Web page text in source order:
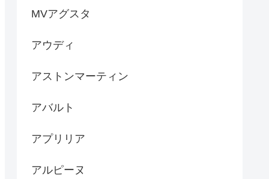
MVアグスタ
アウディ
アストンマーティン
アバルト
アプリリア
アルピーヌ